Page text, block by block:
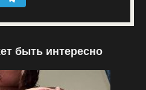
быть интересно